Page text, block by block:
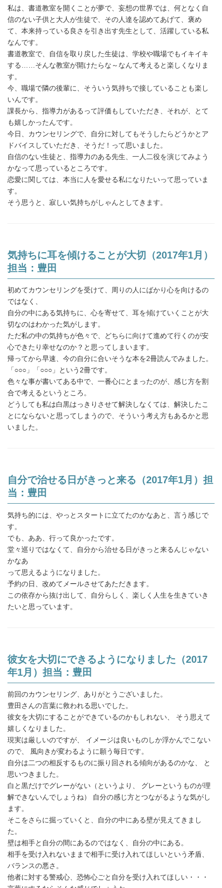
私は、書道教室を開くことが夢で、妄想の世界では、何となく自
信のない子供と大人が生徒で、その人達を認めてあげて、褒め
て、本来持っている良さを引き出す先生として、活躍している私
なんです。
書道教室で、自信を取り戻した生徒は、学校や職場でもイキイキ
する……そんな教室が開けたらな～なんて考えると楽しくなりま
す。
今、職場で隣の後輩に、そういう気持ちで接していることも楽し
いんです。
課長から、指導力があるって評価もしていただき、それが、とて
も嬉しかったんです。
今日、カウンセリングで、自分に対してもそうしたらどうかとア
ドバイスしていただき、そうだ！って思いました。
自信のない生徒と、指導力のある先生、一人二役を演じてみよう
かなって思っているところです。
恋愛に関しては、本当に人を愛せる私になりたいって思っていま
す。
そう思うと、寂しい気持ちがしゃんとしてきます。
気持ちに耳を傾けることが大切（2017年1月）
担当：豊田
初めてカウンセリングを受けて、周りの人にばかり心を向けるの
ではなく、
自分の中にある気持ちに、心を寄せて、耳を傾けていくことが大
切なのはわかった気がします。
ただ私の中の気持ちが色々で、どちらに向けて進めて行くのが安
心できたり幸せなのか？と思ってしまいます。
帰ってから早速、今の自分に合いそうな本を2冊読んでみました。
「○○○」「○○○」という2冊です。
色々な事が書いてある中で、一番心にとまったのが、感じ方を割
合で考えるというところ。
どうしても私は白黒はっきりさせて解決しなくては、解決したこ
とにならないと思ってしまうので、そういう考え方もあるかと思
いました。
自分で治せる日がきっと来る（2017年1月）担
当：豊田
気持ち的には、やっとスタートに立てたのかなあと、言う感じで
す。
でも、ああ、行って良かったです。
堂々巡りではなくて、自分から治せる日がきっと来るんじゃない
かなあ
って思えるようになりました。
予約の日、改めてメールさせてあただきます。
この依存から抜け出して、自分らしく、楽しく人生を生きていき
たいと思っています。
彼女を大切にできるようになりました（2017
年1月）担当：豊田
前回のカウンセリング、ありがとうございました。
豊田さんの言葉に救われる思いでした。
彼女を大切にすることができているのかもしれない、 そう思えて
嬉しくなりました。
現実は厳しいのですが、 イメージは良いものしか浮かんでこない
ので、 風向きが変わるように願う毎日です。
自分は二つの相反するものに振り回される傾向があるのかな、 と
思いつきました。
白と黒だけでグレーがない（というより、 グレーというものが理
解できないんでしょうね） 自分の感じ方とつながるような気がし
ます。
そこをさらに掘っていくと、自分の中にある壁が見えてきまし
た。
壁は相手と自分の間にあるのではなく、自分の中にある。
相手を受け入れないままで相手に受け入れてほしいという矛盾、
バランスの悪さ。
他者に対する警戒心、恐怖心ごと自分を受け入れてほしい・・・